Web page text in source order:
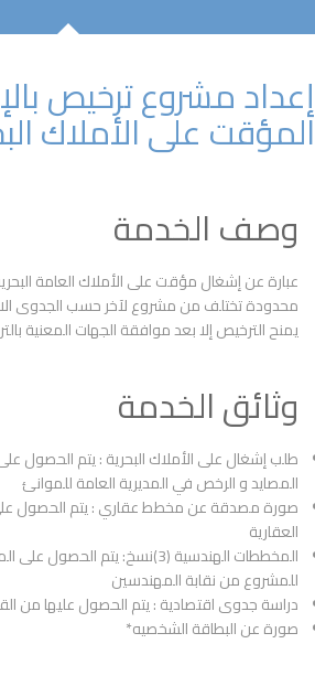
إعداد مشروع ترخيص
المؤقت على الأملاك
وصف الخدمة
عبارة عن إشغال مؤقت على الأملاك العامة
محدودة تختلف من مشروع لآخر حسب الجدوى
يمنح الترخيص إلا بعد موافقة الجهات المعنية
وثائق الخدمة
طلب إشغال على الأملاك البحرية : يتم الحصول
المصايد و الرخص في المديرية العامة للموانئ
صورة مصدقة عن مخطط عقاري : يتم الحصول
العقارية
المخططات الهندسية (3)نسخ: يتم
للمشروع من نقابة المهندسين
دراسة جدوى اقتصادية : يتم الحصول عليها من
صورة عن البطاقة الشخصيه*